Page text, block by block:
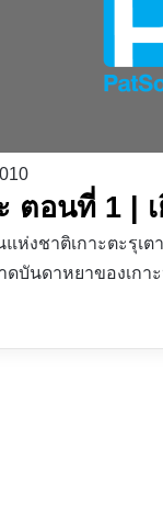
ตอนที่ 1 |
ห่งชาติเกาะตะรุเต
บันดาหยาของเกาะ